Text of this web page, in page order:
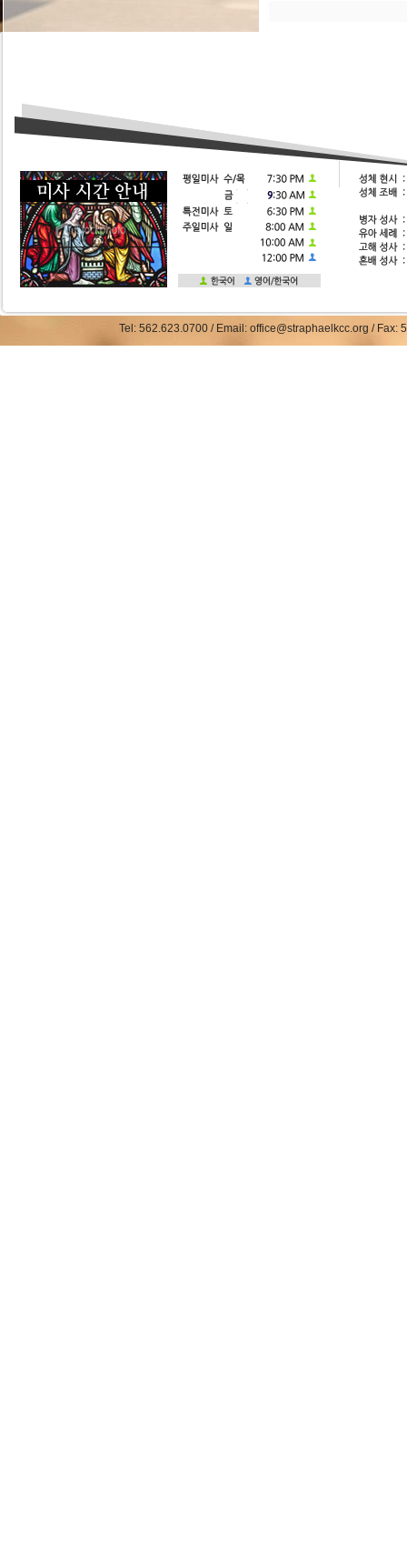
Tel: 562.623.0700 / Email: office@straphaelkcc.org /